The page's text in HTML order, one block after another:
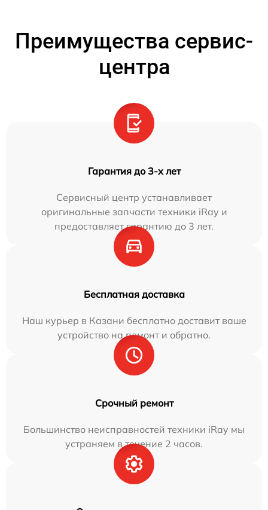
Преимущества сервис-
центра
Гарантия до 3-х лет
Сервисный центр устанавливает
оригинальные запчасти техники iRay и
предоставляет гарантию до 3 лет.
Бесплатная доставка
Наш курьер в Казани бесплатно доставит ваше
устройство на ремонт и обратно.
Срочный ремонт
Большинство неисправностей техники iRay мы
устраняем в течение 2 часов.